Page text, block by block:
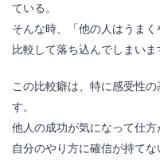
ている。
そんな時、「他の人はうま
比較して落ち込んでしまいま
この比較癖は、特に感受性
す。
他人の成功が気になって仕方
自分のやり方に確信が持てな